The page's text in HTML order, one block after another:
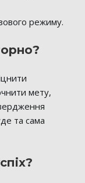
режиму.
мету,
та сама